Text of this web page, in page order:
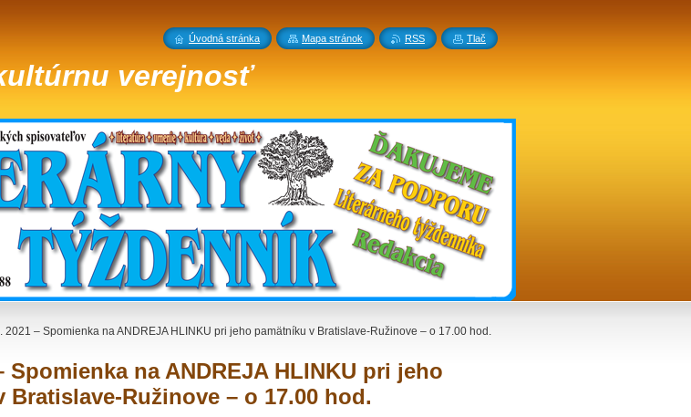
verejnosť
2021 – Spomienka na ANDREJA HLINKU pri jeho pamätníku v Bratislave-Ružinove – o 17.00 hod.
Spomienka na ANDREJA HLINKU pri jeho
Bratislave-Ružinove – o 17.00 hod.
Úvodná stránka Mapa stránok RSS Tlač